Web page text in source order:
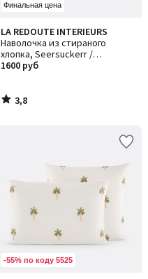
Финальная цена
LA REDOUTE INTERIEURS
Наволочка из стираного
хлопка, Seersuckerr /
Сирсакер
1600 руб
3,8
/ 5
3,8
/
-55% по коду 5525